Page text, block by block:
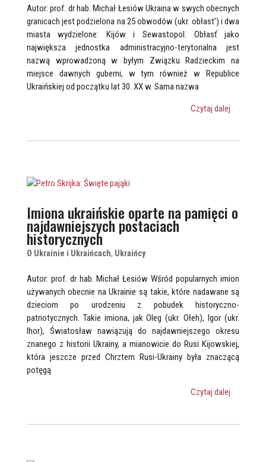
Autor: prof. dr hab. Michał Łesiów Ukraina w swych obecnych
granicach jest podzielona na 25 obwodów (ukr. obłast’) i dwa
miasta wydzielone: Kijów i Sewastopol. Obłasť jako
największa jednostka administracyjno-terytorialna jest
nazwą wprowadzoną w byłym Związku Radzieckim na
miejsce dawnych guberni, w tym również w Republice
Ukraińskiej od początku lat 30. XX w. Sama nazwa
Czytaj dalej
Imiona ukraińskie oparte na pamięci o
najdawniejszych postaciach
historycznych
O Ukrainie i Ukraińcach, Ukraińcy
Autor: prof. dr hab. Michał Łesiów Wśród popularnych imion
używanych obecnie na Ukrainie są takie, które nadawane są
dzieciom po urodzeniu z pobudek historyczno-
patriotycznych. Takie imiona, jak Oleg (ukr. Ołeh), Igor (ukr.
Ihor), Światosław nawiązują do najdawniejszego okresu
znanego z historii Ukrainy, a mianowicie do Rusi Kijowskiej,
która jeszcze przed Chrztem Rusi-Ukrainy była znaczącą
potęgą
Czytaj dalej